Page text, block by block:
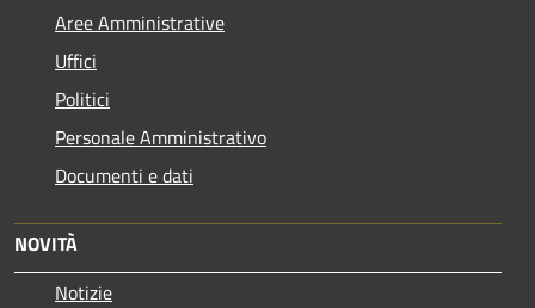
Aree Amministrative
Uffici
Politici
Personale Amministrativo
Documenti e dati
NOVITÀ
Notizie